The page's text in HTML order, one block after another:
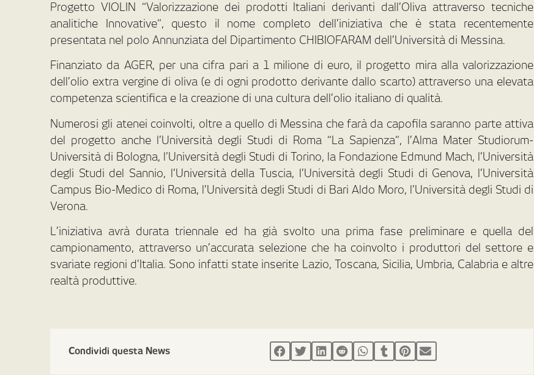
Progetto VIOLIN “Valorizzazione dei prodotti Italiani derivanti dall’Oliva attraverso tecniche
analitiche Innovative”, questo il nome completo dell’iniziativa che è stata recentemente
presentata nel polo Annunziata del Dipartimento CHIBIOFARAM dell’Università di Messina.
Finanziato da AGER, per una cifra pari a 1 milione di euro, il progetto mira alla valorizzazione
dell’olio extra vergine di oliva (e di ogni prodotto derivante dallo scarto) attraverso una elevata
competenza scientifica e la creazione di una cultura dell’olio italiano di qualità.
Numerosi gli atenei coinvolti, oltre a quello di Messina che farà da capofila saranno parte attiva
del progetto anche l’Università degli Studi di Roma “La Sapienza”, l’Alma Mater Studiorum-
Università di Bologna, l’Università degli Studi di Torino, la Fondazione Edmund Mach, l’Università
degli Studi del Sannio, l’Università della Tuscia, l’Università degli Studi di Genova, l’Università
Campus Bio-Medico di Roma, l’Università degli Studi di Bari Aldo Moro, l’Università degli Studi di
Verona.
L’iniziativa avrà durata triennale ed ha già svolto una prima fase preliminare e quella del
campionamento, attraverso un’accurata selezione che ha coinvolto i produttori del settore e
svariate regioni d’Italia. Sono infatti state inserite Lazio, Toscana, Sicilia, Umbria, Calabria e altre
realtà produttive.
Condividi questa News